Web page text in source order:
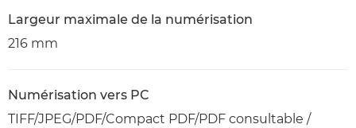
Largeur maximale de la numérisation
216 mm
Numérisation vers PC
TIFF/JPEG/PDF/Compact PDF/PDF consultable /